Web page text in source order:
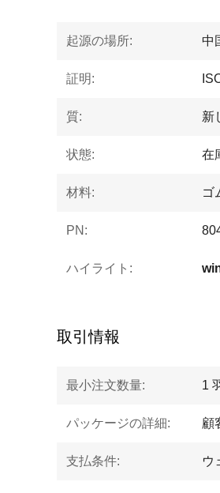
起源の場所: 中
証明:
質: 新
状態: 在
材料: ゴ
PN:
ハイライト:
取引情報
最小注文数量: 1
パッケージの詳細: 顧
支払条件: ウ